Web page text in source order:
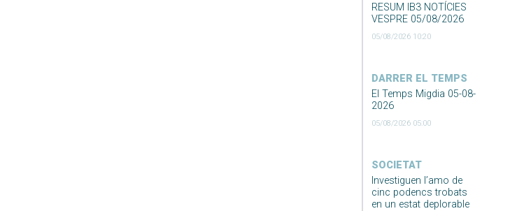
RESUM IB3 NOTÍCIES
VESPRE 05/08/2026
05/08/2026 10:20
DARRER EL TEMPS
El Temps Migdia 05-08-
2026
05/08/2026 05:00
SOCIETAT
Investiguen l’amo de
cinc podencs trobats
en un estat deplorable